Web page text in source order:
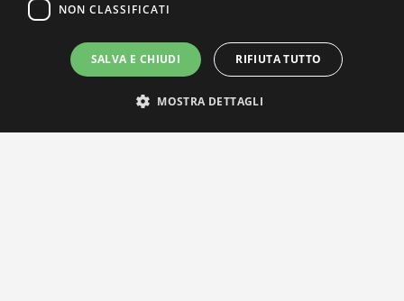
NON CLASSIFICATI
SALVA E CHIUDI RIFIUTA TUTTO
MOSTRA DETTAGLI